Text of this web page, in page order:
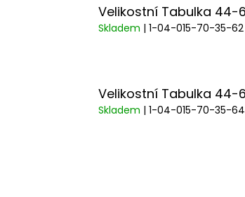
Velikostní Tabulka 44-
Skladem | 1-04-015-70-35-62
Velikostní Tabulka 44-
Skladem | 1-04-015-70-35-64